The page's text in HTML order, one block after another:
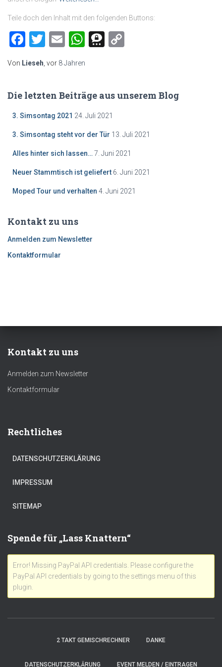
Teile doch den Inhalt mit den folgenden Buttons:
Facebook
Twitter
EmailWhatsApp
Threema
Von Lieseh , vor 8 Jahren
Die letzten Beiträge aus unserem Blog
3. Simsontag 2021 24. Juli 2021
3. Simsontag steht vor der Tür 13. Juli 2021
Alles hinter sich lassen… 7. Juni 2021
Neuer Stammtisch ist geliefert 6. Juni 2021
Moped Tour und verhalten 4. Juni 2021
Kontakt zu uns
Anmelden zum Newsletter
Kontaktformular
Kontakt zu uns
Anmelden zum Newsletter
Kontaktformular
Rechtliches
DATENSCHUTZERKLÄRUNG
IMPRESSUM
SITEMAP
Spende für „Lass Knattern“
Error! Missing PayPal API credentials. Please configure the
PayPal API credentials by going to the settings menu of this
plugin.
2 TAKT GEMISCHRECHNER DANKE
DATENSCHUTZERKLÄRUNG EVENT MELDEN / EINTRAGEN